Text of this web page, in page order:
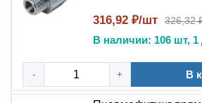
316,92 ₽/шт 326,32
В наличии: 106 шт, 1
- + В